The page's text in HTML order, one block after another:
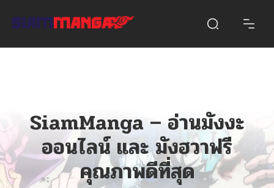
SiamManga – อ่านมังงะ
ออนไลน์ และ มังฮวาฟรี
คุณภาพดีที่สุด